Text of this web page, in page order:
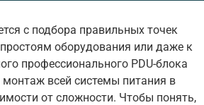
с подбора правильных точек
оборудования или даже к
профессионального PDU-блока
всей системы питания в
от сложности. Чтобы понять,